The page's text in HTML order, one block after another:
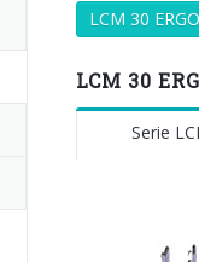
LCM 30
LCM 30
Serie